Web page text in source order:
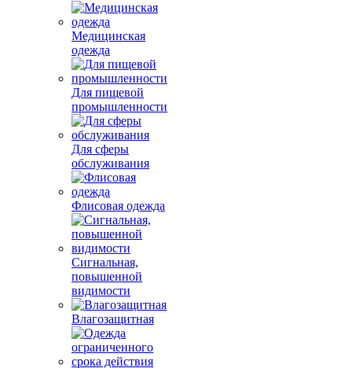
Медицинская
одежда
Для пищевой
промышленности
Для сферы
обслуживания
Флисовая одежда
Сигнальная,
повышенной
видимости
Влагозащитная